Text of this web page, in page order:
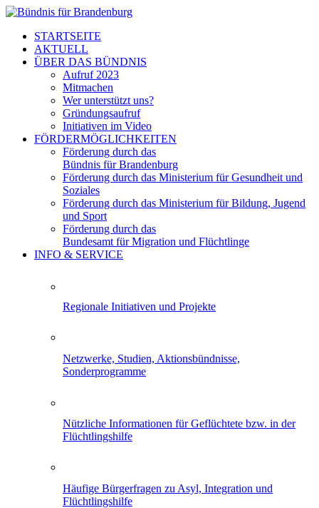
STARTSEITE
AKTUELL
ÜBER DAS BÜNDNIS
Aufruf 2023
Mitmachen
Wer unterstützt uns?
Gründungsaufruf
Initiativen im Video
FÖRDERMÖGLICHKEITEN
Förderung durch das
Bündnis für Brandenburg
Förderung durch das Ministerium für Gesundheit und
Soziales
Förderung durch das Ministerium für Bildung, Jugend
und Sport
Förderung durch das
Bundesamt für Migration und Flüchtlinge
INFO & SERVICE
Regionale Initiativen und Projekte
Netzwerke, Studien, Aktionsbündnisse,
Sonderprogramme
Nützliche Informationen für Geflüchtete bzw. in der
Flüchtlingshilfe
Häufige Bürgerfragen zu Asyl, Integration und
Flüchtlingshilfe